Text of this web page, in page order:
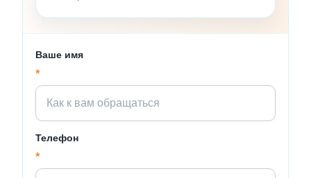
Ваше имя
*
Телефон
*